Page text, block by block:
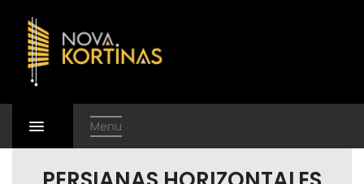
Menu